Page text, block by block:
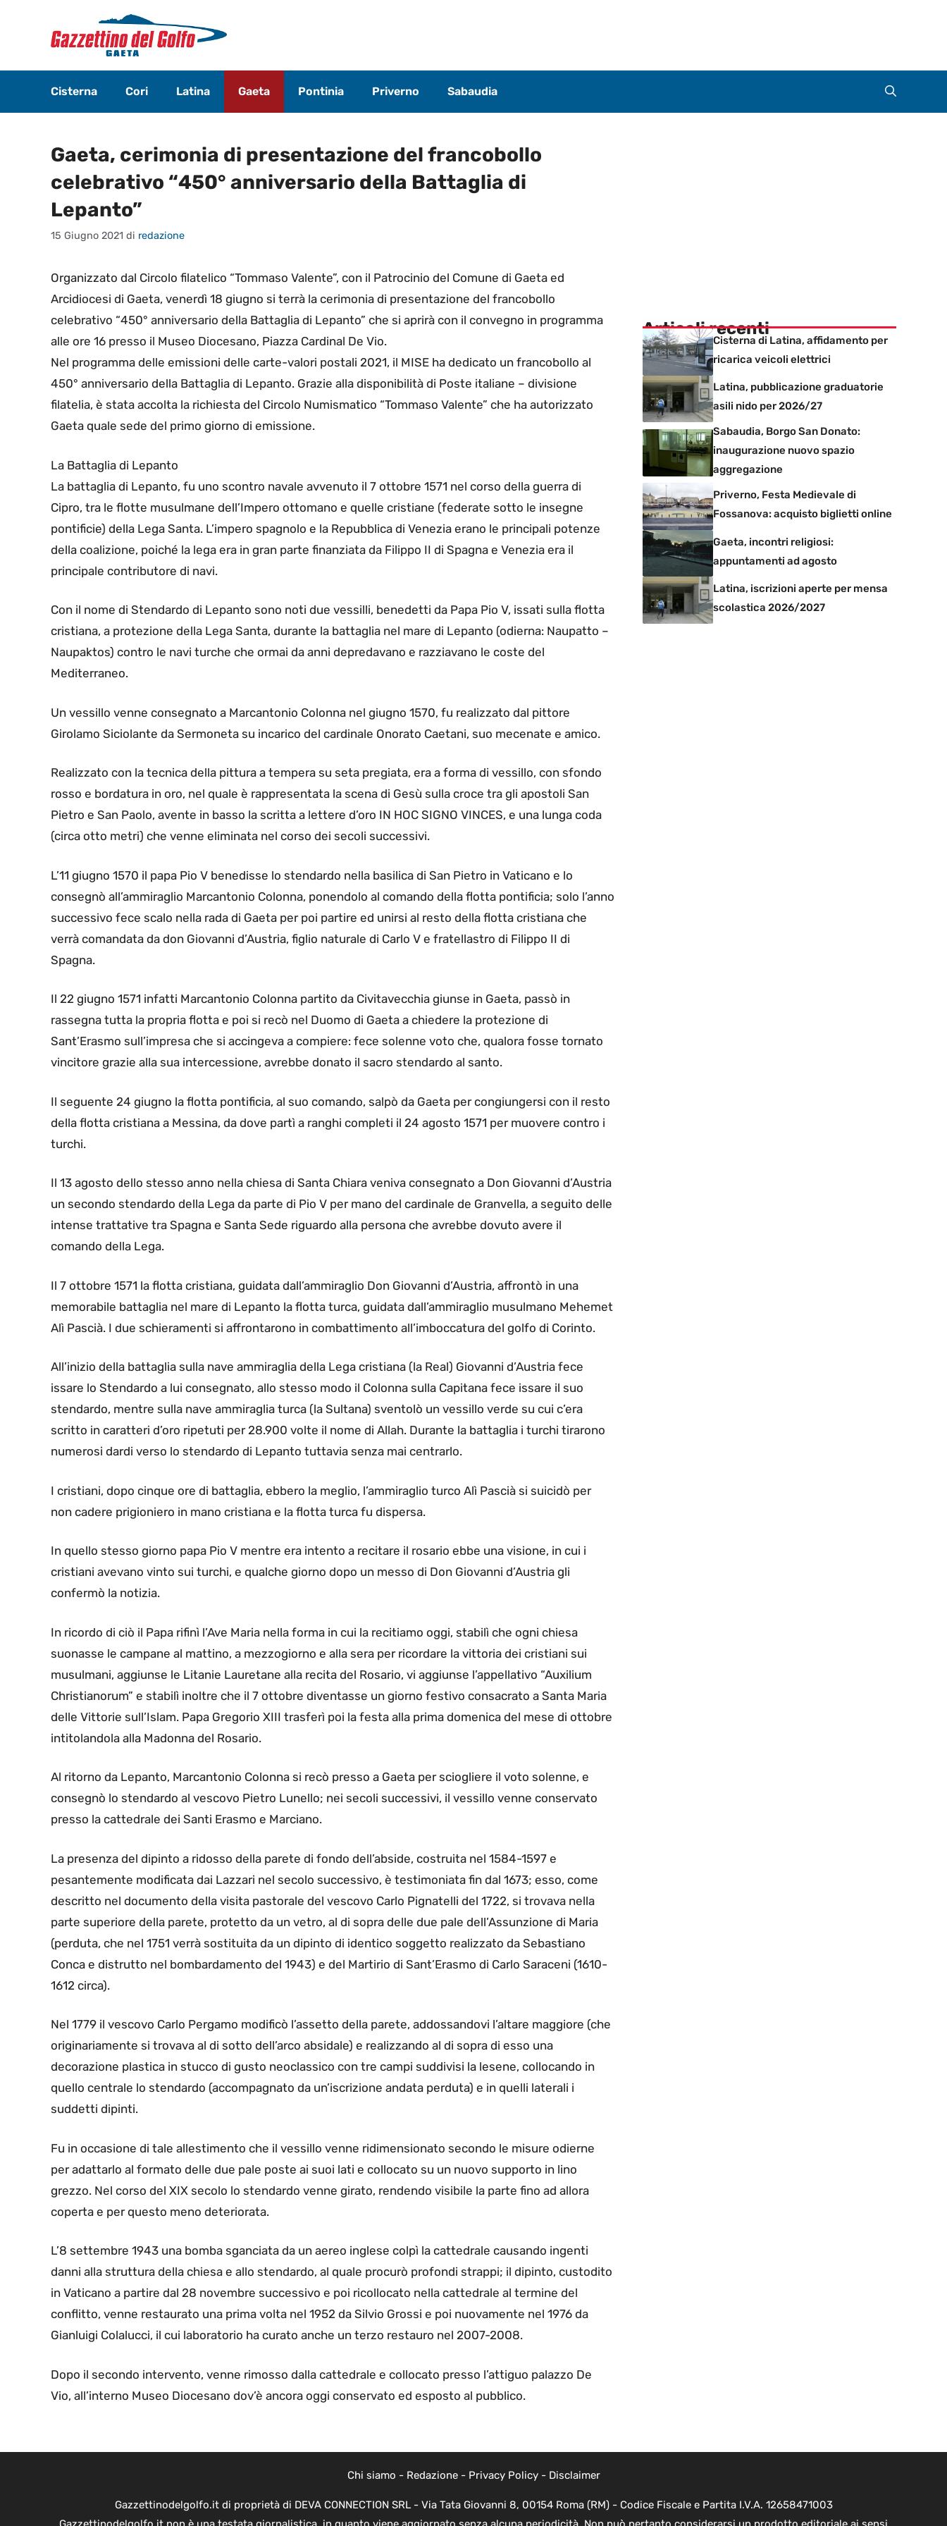
contenuto
Cisterna Cori Latina Gaeta Pontinia Priverno Sabaudia
Gaeta, cerimonia di presentazione del francobollo
celebrativo “450° anniversario della Battaglia di
Lepanto”
15 Giugno 2021 di redazione
Organizzato dal Circolo filatelico “Tommaso Valente”, con il Patrocinio del Comune di Gaeta ed
Arcidiocesi di Gaeta, venerdì 18 giugno si terrà la cerimonia di presentazione del francobollo
celebrativo “450° anniversario della Battaglia di Lepanto” che si aprirà con il convegno in programma
alle ore 16 presso il Museo Diocesano, Piazza Cardinal De Vio.
Nel programma delle emissioni delle carte-valori postali 2021, il MISE ha dedicato un francobollo al
450° anniversario della Battaglia di Lepanto. Grazie alla disponibilità di Poste italiane – divisione
filatelia, è stata accolta la richiesta del Circolo Numismatico “Tommaso Valente” che ha autorizzato
Gaeta quale sede del primo giorno di emissione.
La Battaglia di Lepanto
La battaglia di Lepanto, fu uno scontro navale avvenuto il 7 ottobre 1571 nel corso della guerra di
Cipro, tra le flotte musulmane dell’Impero ottomano e quelle cristiane (federate sotto le insegne
pontificie) della Lega Santa. L’impero spagnolo e la Repubblica di Venezia erano le principali potenze
della coalizione, poiché la lega era in gran parte finanziata da Filippo II di Spagna e Venezia era il
principale contributore di navi.
Con il nome di Stendardo di Lepanto sono noti due vessilli, benedetti da Papa Pio V, issati sulla flotta
cristiana, a protezione della Lega Santa, durante la battaglia nel mare di Lepanto (odierna: Naupatto –
Naupaktos) contro le navi turche che ormai da anni depredavano e razziavano le coste del
Mediterraneo.
Un vessillo venne consegnato a Marcantonio Colonna nel giugno 1570, fu realizzato dal pittore
Girolamo Siciolante da Sermoneta su incarico del cardinale Onorato Caetani, suo mecenate e amico.
Realizzato con la tecnica della pittura a tempera su seta pregiata, era a forma di vessillo, con sfondo
rosso e bordatura in oro, nel quale è rappresentata la scena di Gesù sulla croce tra gli apostoli San
Pietro e San Paolo, avente in basso la scritta a lettere d’oro IN HOC SIGNO VINCES, e una lunga coda
(circa otto metri) che venne eliminata nel corso dei secoli successivi.
L’11 giugno 1570 il papa Pio V benedisse lo stendardo nella basilica di San Pietro in Vaticano e lo
consegnò all’ammiraglio Marcantonio Colonna, ponendolo al comando della flotta pontificia; solo l’anno
successivo fece scalo nella rada di Gaeta per poi partire ed unirsi al resto della flotta cristiana che
verrà comandata da don Giovanni d’Austria, figlio naturale di Carlo V e fratellastro di Filippo II di
Spagna.
Il 22 giugno 1571 infatti Marcantonio Colonna partito da Civitavecchia giunse in Gaeta, passò in
rassegna tutta la propria flotta e poi si recò nel Duomo di Gaeta a chiedere la protezione di
Sant’Erasmo sull’impresa che si accingeva a compiere: fece solenne voto che, qualora fosse tornato
vincitore grazie alla sua intercessione, avrebbe donato il sacro stendardo al santo.
Il seguente 24 giugno la flotta pontificia, al suo comando, salpò da Gaeta per congiungersi con il resto
della flotta cristiana a Messina, da dove partì a ranghi completi il 24 agosto 1571 per muovere contro i
turchi.
Il 13 agosto dello stesso anno nella chiesa di Santa Chiara veniva consegnato a Don Giovanni d’Austria
un secondo stendardo della Lega da parte di Pio V per mano del cardinale de Granvella, a seguito delle
intense trattative tra Spagna e Santa Sede riguardo alla persona che avrebbe dovuto avere il
comando della Lega.
Il 7 ottobre 1571 la flotta cristiana, guidata dall’ammiraglio Don Giovanni d’Austria, affrontò in una
memorabile battaglia nel mare di Lepanto la flotta turca, guidata dall’ammiraglio musulmano Mehemet
Alì Pascià. I due schieramenti si affrontarono in combattimento all’imboccatura del golfo di Corinto.
All’inizio della battaglia sulla nave ammiraglia della Lega cristiana (la Real) Giovanni d’Austria fece
issare lo Stendardo a lui consegnato, allo stesso modo il Colonna sulla Capitana fece issare il suo
stendardo, mentre sulla nave ammiraglia turca (la Sultana) sventolò un vessillo verde su cui c’era
scritto in caratteri d’oro ripetuti per 28.900 volte il nome di Allah. Durante la battaglia i turchi tirarono
numerosi dardi verso lo stendardo di Lepanto tuttavia senza mai centrarlo.
I cristiani, dopo cinque ore di battaglia, ebbero la meglio, l’ammiraglio turco Alì Pascià si suicidò per
non cadere prigioniero in mano cristiana e la flotta turca fu dispersa.
In quello stesso giorno papa Pio V mentre era intento a recitare il rosario ebbe una visione, in cui i
cristiani avevano vinto sui turchi, e qualche giorno dopo un messo di Don Giovanni d’Austria gli
confermò la notizia.
In ricordo di ciò il Papa rifinì l’Ave Maria nella forma in cui la recitiamo oggi, stabilì che ogni chiesa
suonasse le campane al mattino, a mezzogiorno e alla sera per ricordare la vittoria dei cristiani sui
musulmani, aggiunse le Litanie Lauretane alla recita del Rosario, vi aggiunse l’appellativo “Auxilium
Christianorum” e stabilì inoltre che il 7 ottobre diventasse un giorno festivo consacrato a Santa Maria
delle Vittorie sull’Islam. Papa Gregorio XIII trasferì poi la festa alla prima domenica del mese di ottobre
intitolandola alla Madonna del Rosario.
Al ritorno da Lepanto, Marcantonio Colonna si recò presso a Gaeta per sciogliere il voto solenne, e
consegnò lo stendardo al vescovo Pietro Lunello; nei secoli successivi, il vessillo venne conservato
presso la cattedrale dei Santi Erasmo e Marciano.
La presenza del dipinto a ridosso della parete di fondo dell’abside, costruita nel 1584-1597 e
pesantemente modificata dai Lazzari nel secolo successivo, è testimoniata fin dal 1673; esso, come
descritto nel documento della visita pastorale del vescovo Carlo Pignatelli del 1722, si trovava nella
parte superiore della parete, protetto da un vetro, al di sopra delle due pale dell’Assunzione di Maria
(perduta, che nel 1751 verrà sostituita da un dipinto di identico soggetto realizzato da Sebastiano
Conca e distrutto nel bombardamento del 1943) e del Martirio di Sant’Erasmo di Carlo Saraceni (1610-
1612 circa).
Nel 1779 il vescovo Carlo Pergamo modificò l’assetto della parete, addossandovi l’altare maggiore (che
originariamente si trovava al di sotto dell’arco absidale) e realizzando al di sopra di esso una
decorazione plastica in stucco di gusto neoclassico con tre campi suddivisi la lesene, collocando in
quello centrale lo stendardo (accompagnato da un’iscrizione andata perduta) e in quelli laterali i
suddetti dipinti.
Fu in occasione di tale allestimento che il vessillo venne ridimensionato secondo le misure odierne
per adattarlo al formato delle due pale poste ai suoi lati e collocato su un nuovo supporto in lino
grezzo. Nel corso del XIX secolo lo stendardo venne girato, rendendo visibile la parte fino ad allora
coperta e per questo meno deteriorata.
L’8 settembre 1943 una bomba sganciata da un aereo inglese colpì la cattedrale causando ingenti
danni alla struttura della chiesa e allo stendardo, al quale procurò profondi strappi; il dipinto, custodito
in Vaticano a partire dal 28 novembre successivo e poi ricollocato nella cattedrale al termine del
conflitto, venne restaurato una prima volta nel 1952 da Silvio Grossi e poi nuovamente nel 1976 da
Gianluigi Colalucci, il cui laboratorio ha curato anche un terzo restauro nel 2007-2008.
Dopo il secondo intervento, venne rimosso dalla cattedrale e collocato presso l’attiguo palazzo De
Vio, all’interno Museo Diocesano dov’è ancora oggi conservato ed esposto al pubblico.
Articoli recenti
Cisterna di Latina, affidamento per
ricarica veicoli elettrici
Latina, pubblicazione graduatorie
asili nido per 2026/27
Sabaudia, Borgo San Donato:
inaugurazione nuovo spazio
aggregazione
Priverno, Festa Medievale di
Fossanova: acquisto biglietti online
Gaeta, incontri religiosi:
appuntamenti ad agosto
Latina, iscrizioni aperte per mensa
scolastica 2026/2027
Chi siamo - Redazione- Privacy Policy- Disclaimer
Gazzettinodelgolfo.it di proprietà di DEVA CONNECTION SRL - Via Tata Giovanni 8, 00154 Roma (RM) - Codice Fiscale e Partita I.V.A. 12658471003